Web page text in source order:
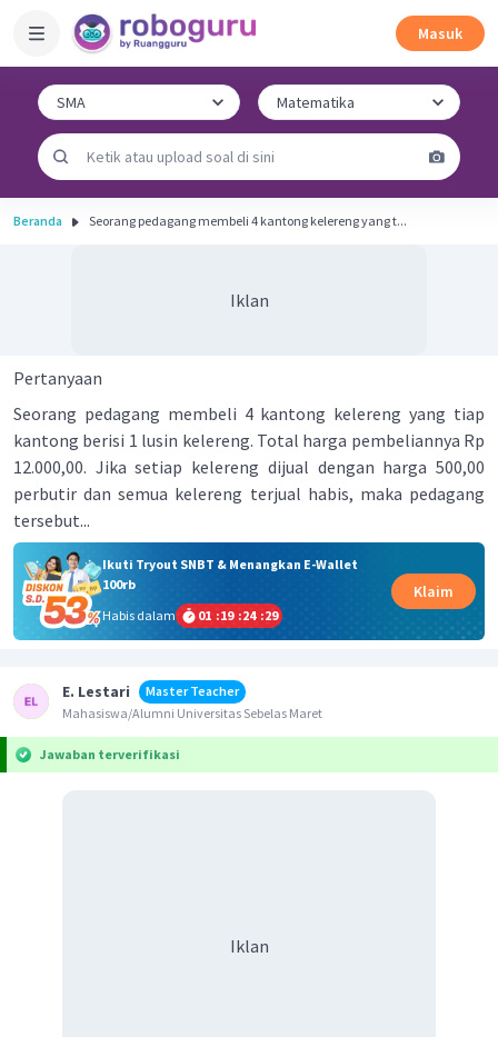
Masuk
Beranda Seorang pedagang membeli 4 kantong kelereng yang t...
Iklan
Pertanyaan
Seorang pedagang membeli 4 kantong kelereng yang tiap
kantong berisi 1 lusin kelereng. Total harga pembeliannya Rp
12.000,00. Jika setiap kelereng dijual dengan harga 500,00
perbutir dan semua kelereng terjual habis, maka pedagang
tersebut...
Ikuti Tryout SNBT & Menangkan E-Wallet
100rb
Habis dalam
01 :19 :24 :29
Klaim
E. Lestari
Master Teacher
Mahasiswa/Alumni Universitas Sebelas Maret
Jawaban terverifikasi
Iklan